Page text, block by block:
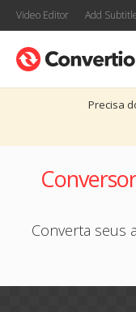
Video Editor Add
Precisa
Converta seus